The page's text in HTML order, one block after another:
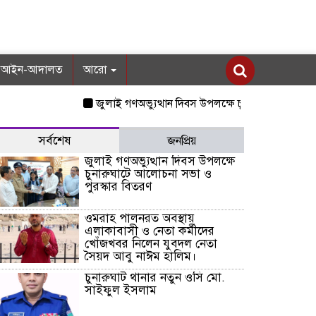
আইন-আদালত আরো
জুলাই গণঅভ্যুত্থান দিবস উপলক্ষে চুনারুঘাটে আলোচনা
সর্বশেষ জনপ্রিয়
জুলাই গণঅভ্যুত্থান দিবস উপলক্ষে
চুনারুঘাটে আলোচনা সভা ও
পুরস্কার বিতরণ
ওমরাহ পালনরত অবস্থায়
এলাকাবাসী ও নেতা কর্মীদের
খোঁজখবর নিলেন যুবদল নেতা
সৈয়দ আবু নাঈম হালিম।
চুনারুঘাট থানার নতুন ওসি মো.
সাইফুল ইসলাম